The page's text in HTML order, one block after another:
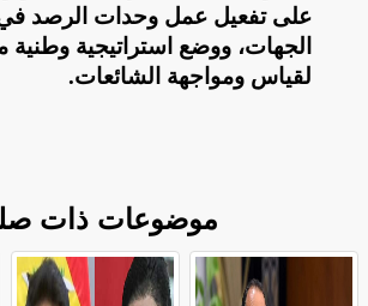
على تفعيل عمل وحدات الرصد
الجهات، ووضع استراتيجية وطنية
لقياس ومواجهة الشائعات.
موضوعات ذات